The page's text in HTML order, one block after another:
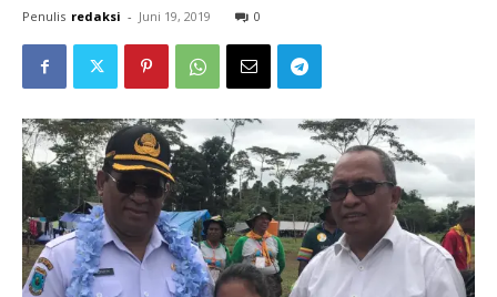
Penulis redaksi - Juni 19, 2019 0